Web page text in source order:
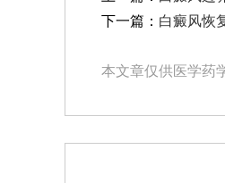
下一篇： 白癜风恢
本文章仅供医学药